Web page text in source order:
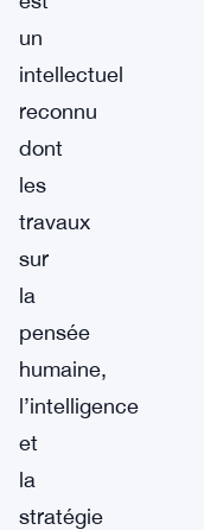
un
intellectuel
reconnu
dont
les
travaux
sur
la
pensée
humaine,
l’intelligence
et
la
stratégie